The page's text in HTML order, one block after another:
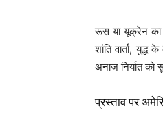
रूस या यूक्रेन का
शांति वार्ता,
अनाज निर्यात को
प्रस्ताव पर